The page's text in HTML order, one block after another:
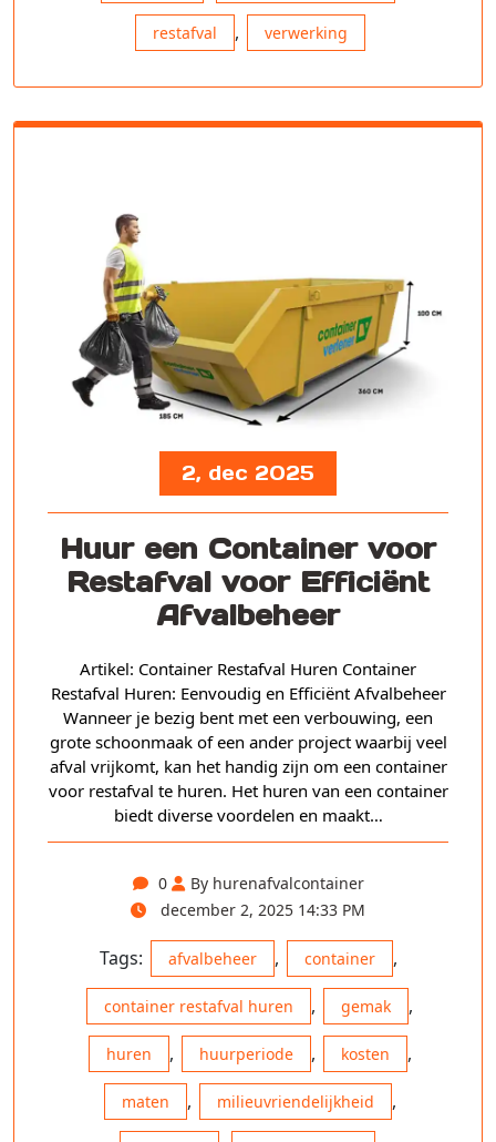
restafval , verwerking
2, dec 2025
Huur een Container voor
Restafval voor Efficiënt
Afvalbeheer
Artikel: Container Restafval Huren Container
Restafval Huren: Eenvoudig en Efficiënt Afvalbeheer
Wanneer je bezig bent met een verbouwing, een
grote schoonmaak of een ander project waarbij veel
afval vrijkomt, kan het handig zijn om een container
voor restafval te huren. Het huren van een container
biedt diverse voordelen en maakt…
0
By hurenafvalcontainer
december 2, 2025 14:33 PM
Tags: afvalbeheer , container ,
container restafval huren , gemak ,
huren , huurperiode , kosten ,
maten , milieuvriendelijkheid ,